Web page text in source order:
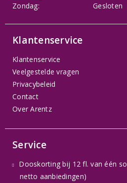
Zondag:
Gesloten
Klantenservice
Klantenservice
Veelgestelde vragen
Privacybeleid
Contact
Over Arentz
Service
Dooskorting bij 12 fl. van één
netto aanbiedingen)